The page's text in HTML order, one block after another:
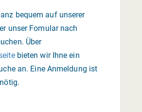
bequem auf unserer
unser Fomular nach
Über
bieten wir Ihne ein
an. Eine Anmeldung ist